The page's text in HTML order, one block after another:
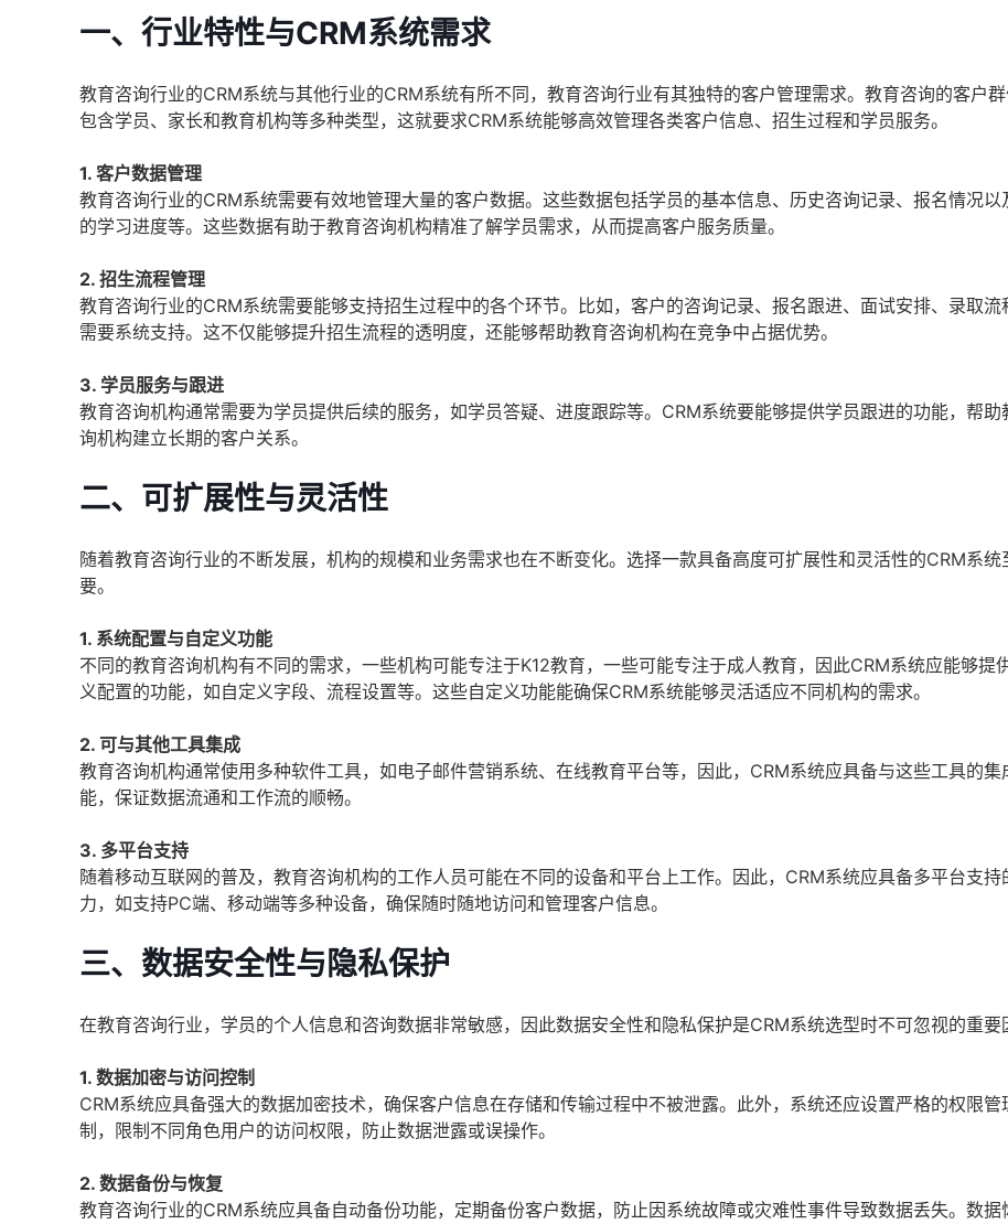
一、行业特性与CRM系统需求
教育咨询行业的CRM系统与其他行业的CRM系统有所不同，教育咨询行业有其独特的客户管理需求。教育咨询的客户
包含学员、家长和教育机构等多种类型，这就要求CRM系统能够高效管理各类客户信息、招生过程和学员服务。
1. 客户数据管理
教育咨询行业的CRM系统需要有效地管理大量的客户数据。这些数据包括学员的基本信息、历史咨询记录、报名情况以
的学习进度等。这些数据有助于教育咨询机构精准了解学员需求，从而提高客户服务质量。
2. 招生流程管理
教育咨询行业的CRM系统需要能够支持招生过程中的各个环节。比如，客户的咨询记录、报名跟进、面试安排、录取流
需要系统支持。这不仅能够提升招生流程的透明度，还能够帮助教育咨询机构在竞争中占据优势。
3. 学员服务与跟进
教育咨询机构通常需要为学员提供后续的服务，如学员答疑、进度跟踪等。CRM系统要能够提供学员跟进的功能，帮助
询机构建立长期的客户关系。
二、可扩展性与灵活性
随着教育咨询行业的不断发展，机构的规模和业务需求也在不断变化。选择一款具备高度可扩展性和灵活性的CRM系统
要。
1. 系统配置与自定义功能
不同的教育咨询机构有不同的需求，一些机构可能专注于K12教育，一些可能专注于成人教育，因此CRM系统应能够提
义配置的功能，如自定义字段、流程设置等。这些自定义功能能确保CRM系统能够灵活适应不同机构的需求。
2. 可与其他工具集成
教育咨询机构通常使用多种软件工具，如电子邮件营销系统、在线教育平台等，因此，CRM系统应具备与这些工具的集
能，保证数据流通和工作流的顺畅。
3. 多平台支持
随着移动互联网的普及，教育咨询机构的工作人员可能在不同的设备和平台上工作。因此，CRM系统应具备多平台支持
力，如支持PC端、移动端等多种设备，确保随时随地访问和管理客户信息。
三、数据安全性与隐私保护
在教育咨询行业，学员的个人信息和咨询数据非常敏感，因此数据安全性和隐私保护是CRM系统选型时不可忽视的重要
1. 数据加密与访问控制
CRM系统应具备强大的数据加密技术，确保客户信息在存储和传输过程中不被泄露。此外，系统还应设置严格的权限管
制，限制不同角色用户的访问权限，防止数据泄露或误操作。
2. 数据备份与恢复
教育咨询行业的CRM系统应具备自动备份功能，定期备份客户数据，防止因系统故障或灾难性事件导致数据丢失。数据